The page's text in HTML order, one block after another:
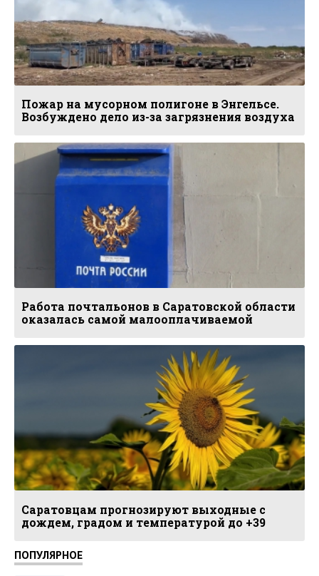
Пожар на мусорном полигоне в Энгельсе.
Возбуждено дело из-за загрязнения воздуха
Работа почтальонов в Саратовской области
оказалась самой малооплачиваемой
Саратовцам прогнозируют выходные с
дождем, градом и температурой до +39
ПОПУЛЯРНОЕ